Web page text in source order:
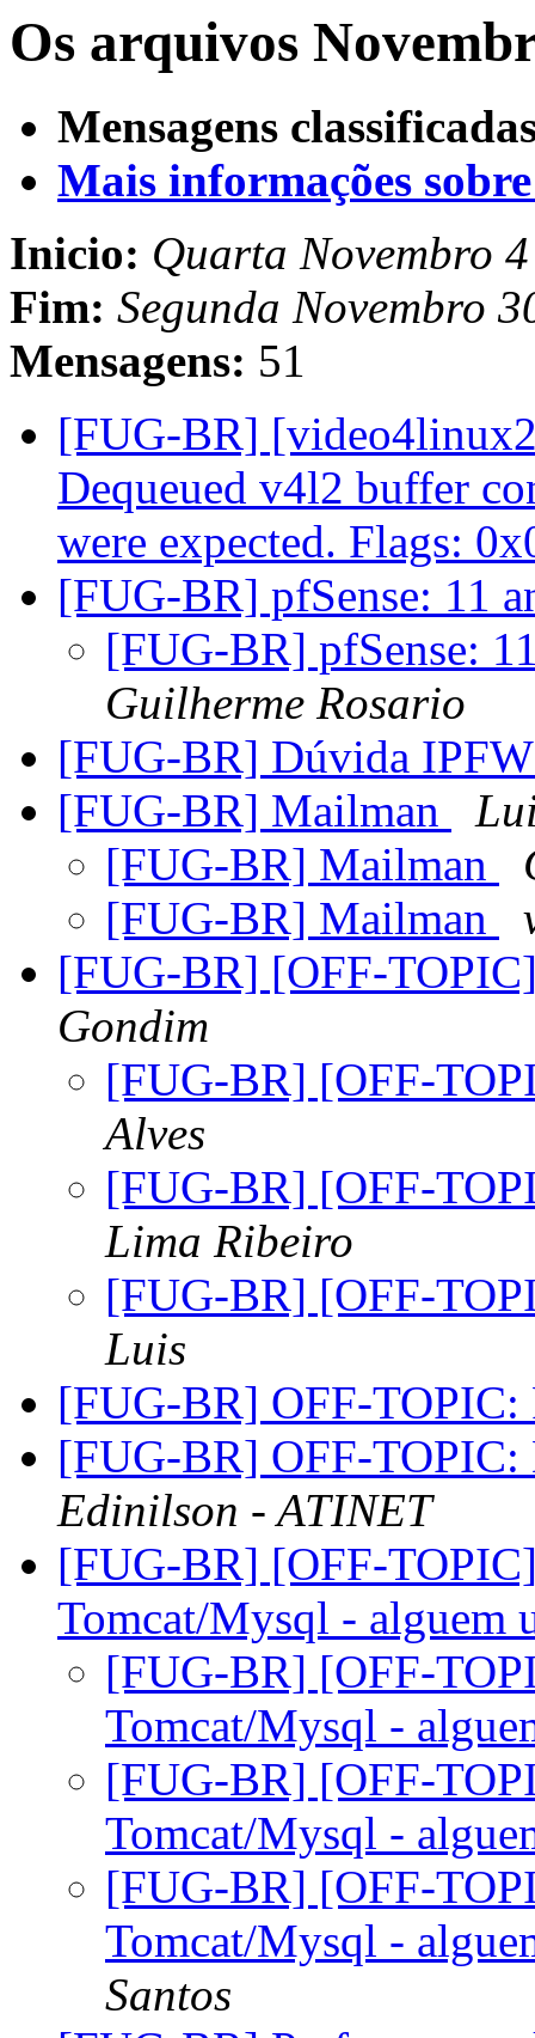
Os arquivos
Mensagens
Mais informações
Inicio: Quarta Novembro
Fim: Segunda Novembro
Mensagens: 51
[FUG-BR]
Dequeued v4l2 buffer
were expected. Flags:
[FUG-BR] pfSense: 11
[FUG-BR] pfSense:
Guilherme Rosario
[FUG-BR] Dúvida
[FUG-BR] Mailman
[FUG-BR] Mailman
[FUG-BR] Mailman
[FUG-BR] [OFF-
Gondim
[FUG-BR] [OFF-
Alves
[FUG-BR] [OFF-
Lima Ribeiro
[FUG-BR] [OFF-
Luis
[FUG-BR] OFF-
[FUG-BR] OFF-TOPIC:
Edinilson - ATINET
[FUG-BR] [OFF-
Tomcat/Mysql - alguem
[FUG-BR] [OFF-
Tomcat/Mysql -
[FUG-BR] [OFF-
Tomcat/Mysql -
[FUG-BR] [OFF-
Tomcat/Mysql -
Santos